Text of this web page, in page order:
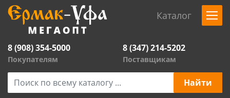
Каталог
8 (908) 354-5000
Покупателям
8 (347) 214-5202
Поставщикам